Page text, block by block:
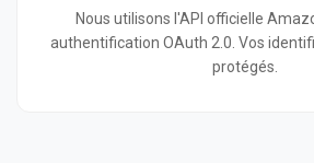
Nous utilisons l'API officielle
authentification OAuth 2.0. Vos
protégés.